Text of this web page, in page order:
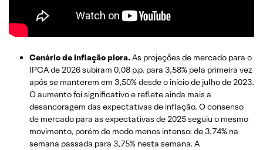
Cenário de inflação piora.As projeções de mercado para o
IPCA de 2026 subiram 0,08 p.p. para 3,58% pela primeira vez
após se manterem em 3,50% desde o início de julho de 2023.
O aumento foi significativo e reflete ainda mais a
desancoragem das expectativas de inflação. O consenso
de mercado para as expectativas de 2025 seguiu o mesmo
movimento, porém de modo menos intenso: de 3,74% na
semana passada para 3,75% nesta semana. A